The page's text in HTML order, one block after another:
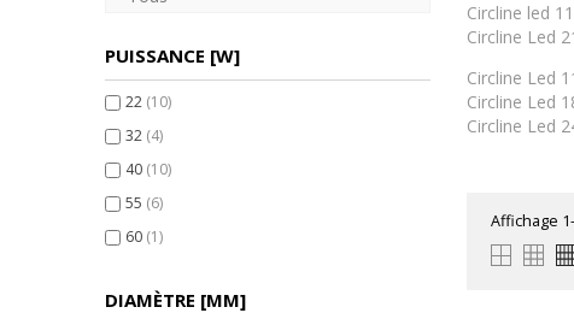
PUISSANCE [W]
22 (10)
32 (4)
40 (10)
55 (6)
60 (1)
DIAMÈTRE [MM]
Circline led
Circline Led
Circline Led
Circline Led
Circline Led
Affichage